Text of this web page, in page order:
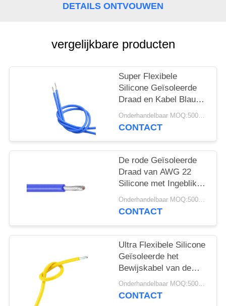
DETAILS ONTVOUWEN
vergelijkbare producten
Super Flexibele
Silicone Geïsoleerde
Draad en Kabel Blauwe
Kleur UL3135 600V
200C
Onderhandelbaar MOQ:5000 PC 's
CONTACT
De rode Geïsoleerde
Draad van AWG 22
Silicone met Ingeblikte
Koperen geleider
UL3133
Onderhandelbaar MOQ:5000 PC 's
CONTACT
Ultra Flexibele Silicone
Geïsoleerde het
Bewijskabel van de
Draadhitte voor
Huistoestel UL3135
Onderhandelbaar MOQ:5000 PC 's
CONTACT